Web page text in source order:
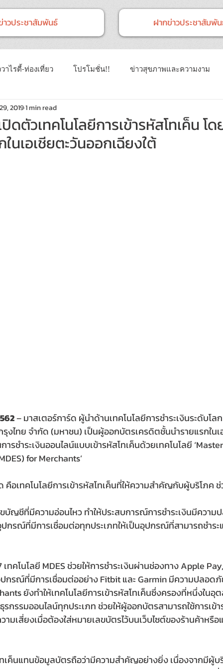
าวประชาสัมพันธ์ ฝากข่าวประชาสัมพั
าไรตี้-ท่องเที่ยว โปรโมชั่น!! ข่าวสุขภาพและความงาม
วทั่วไป ข่าวการศึกษา
ธ์ Event ข่าวเทคโนโลยี IT
ดตัวเทคโนโลยีการเข้ารหัสโทเค็น โด
นเอเชียตะวันออกเฉียงใต้
20191 min read
– มาสเตอร์การ์ด ผู้นำด้านเทคโนโลยีการชำระเงินระดับโล
งไทย จำกัด (มหาชน) เป็นผู้ออกบัตรเครดิตชั้นนำรายแรกใน
ารชำระเงินออนไลน์แบบเข้ารหัสโทเค็นด้วยเทคโนโลยี
for Merchants’
คือเทคโนโลยีการเข้ารหัสโทเค็นที่ให้ความสำคัญกับผู้บริโภค
ญชีที่มีความอ่อนไหว ทำให้ประสบการณ์การชำระเงินมีความ
รณ์ที่มีการเชื่อมต่อทุกประเภทให้เป็นอุปกรณ์ที่สามารถชำระแ
ทคโนโลยี MDES ช่วยให้การชำระเงินผ่านช่องทาง Apple
กรณ์ที่มีการเชื่อมต่ออย่าง Fitbit และ Garmin มีความปลอด
ยังทำให้เทคโนโลยีการเข้ารหัสโทเค็นซึ่งครองที่หนึ่งในอุ
กรรมออนไลน์ทุกประเภท ช่วยให้ผู้ออกบัตรสามารถใช้การเข้
มเสี่ยงเมื่อต้องใส่หมายเลขบัตรไว้บนเว็บไซต์ของร้านค้าหรื
ทเค็นแทนข้อมูลบัตรถือว่ามีความสำคัญอย่างยิ่ง เนื่องจากมีผู้